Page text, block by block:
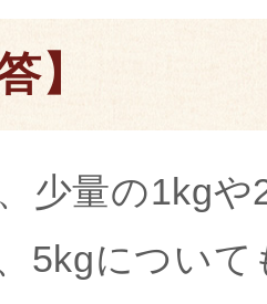
】
少量の1kg
5kgについ